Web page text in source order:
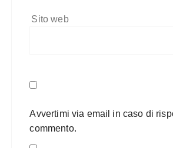
Sito web
Avvertimi via email in caso di
commento.